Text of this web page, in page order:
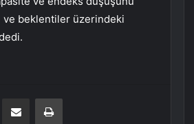
ve beklentiler üzerindeki
E-Posta ile paylaş Yazdır